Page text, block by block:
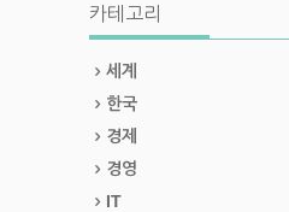
카테고리
세계
한국
경제
경영
IT